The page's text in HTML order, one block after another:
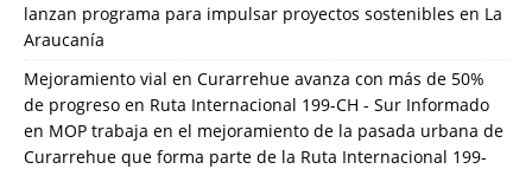
lanzan programa para impulsar proyectos sostenibles en La
Araucanía
Mejoramiento vial en Curarrehue avanza con más de 50%
de progreso en Ruta Internacional 199-CH - Sur Informado
en MOP trabaja en el mejoramiento de la pasada urbana de
Curarrehue que forma parte de la Ruta Internacional 199-